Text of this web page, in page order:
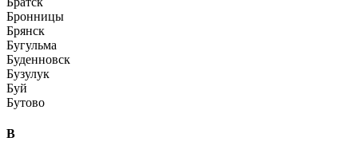
Бронницы
Брянск
Бугульма
Буденновск
Бузулук
Буй
Бутово
В